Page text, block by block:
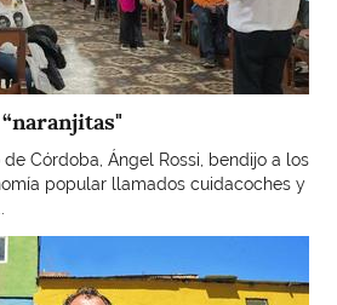
Córdoba, Ángel Rossi, bendijo a los
popular llamados cuidacoches y